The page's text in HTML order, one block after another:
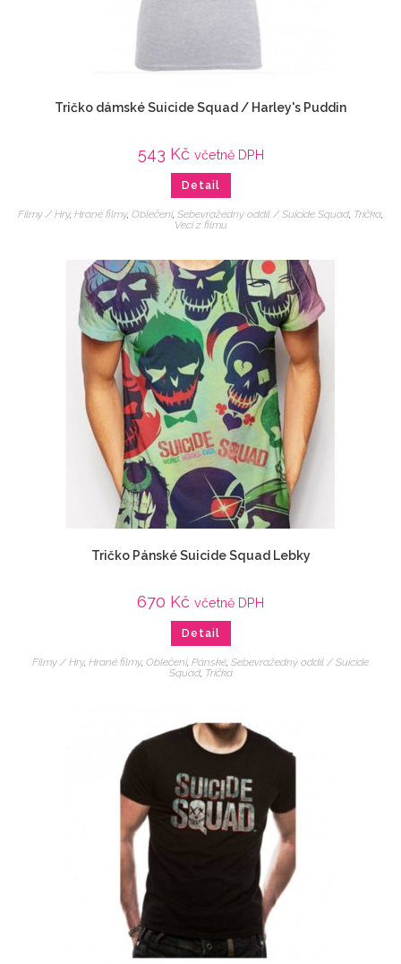
Tričko dámské Suicide Squad / Harley's Puddin
543 Kč včetně DPH
Detail
Filmy / Hry, Hrané filmy, Oblečení, Sebevražedný oddíl / Suicide Squad, Trička,
Veci z filmu
Tričko Pánské Suicide Squad Lebky
670 Kč včetně DPH
Detail
Filmy / Hry, Hrané filmy, Oblečení, Pánské Sebevražedný oddíl / Suicide
Squad, Trička